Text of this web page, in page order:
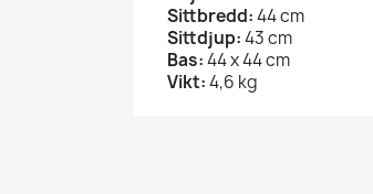
Sittbredd:44 cm
Sittdjup:43 cm
Bas:44 x 44 cm
Vikt:4,6 kg